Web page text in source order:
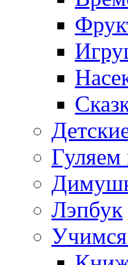
Гуляем
Лэпбук
Учимся